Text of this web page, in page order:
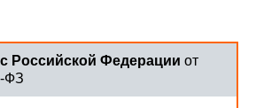
Российской Федерации от
ФЗ